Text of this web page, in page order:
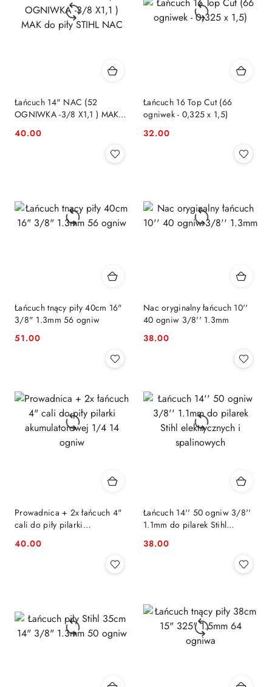
Łańcuch 14" NAC (52
OGNIWKA -3/8 X1,1 ) MAK
Cena:
40.00
Łańcuch 16 Top Cut (66
ogniwek - 0,325 x 1,5)
Cena:
32.00
Łańcuch tnący piły 40cm 16"
3/8" 1.3mm 56 ogniw
Cena:
51.00
Nac oryginalny łańcuch 10''
40 ogniw 3/8'' 1.3mm
Cena:
38.00
Prowadnica + 2x łańcuch 4"
cali do piły pilarki
Cena:
40.00
Łańcuch 14'' 50 ogniw 3/8''
1.1mm do pilarek Stihl
Cena:
38.00